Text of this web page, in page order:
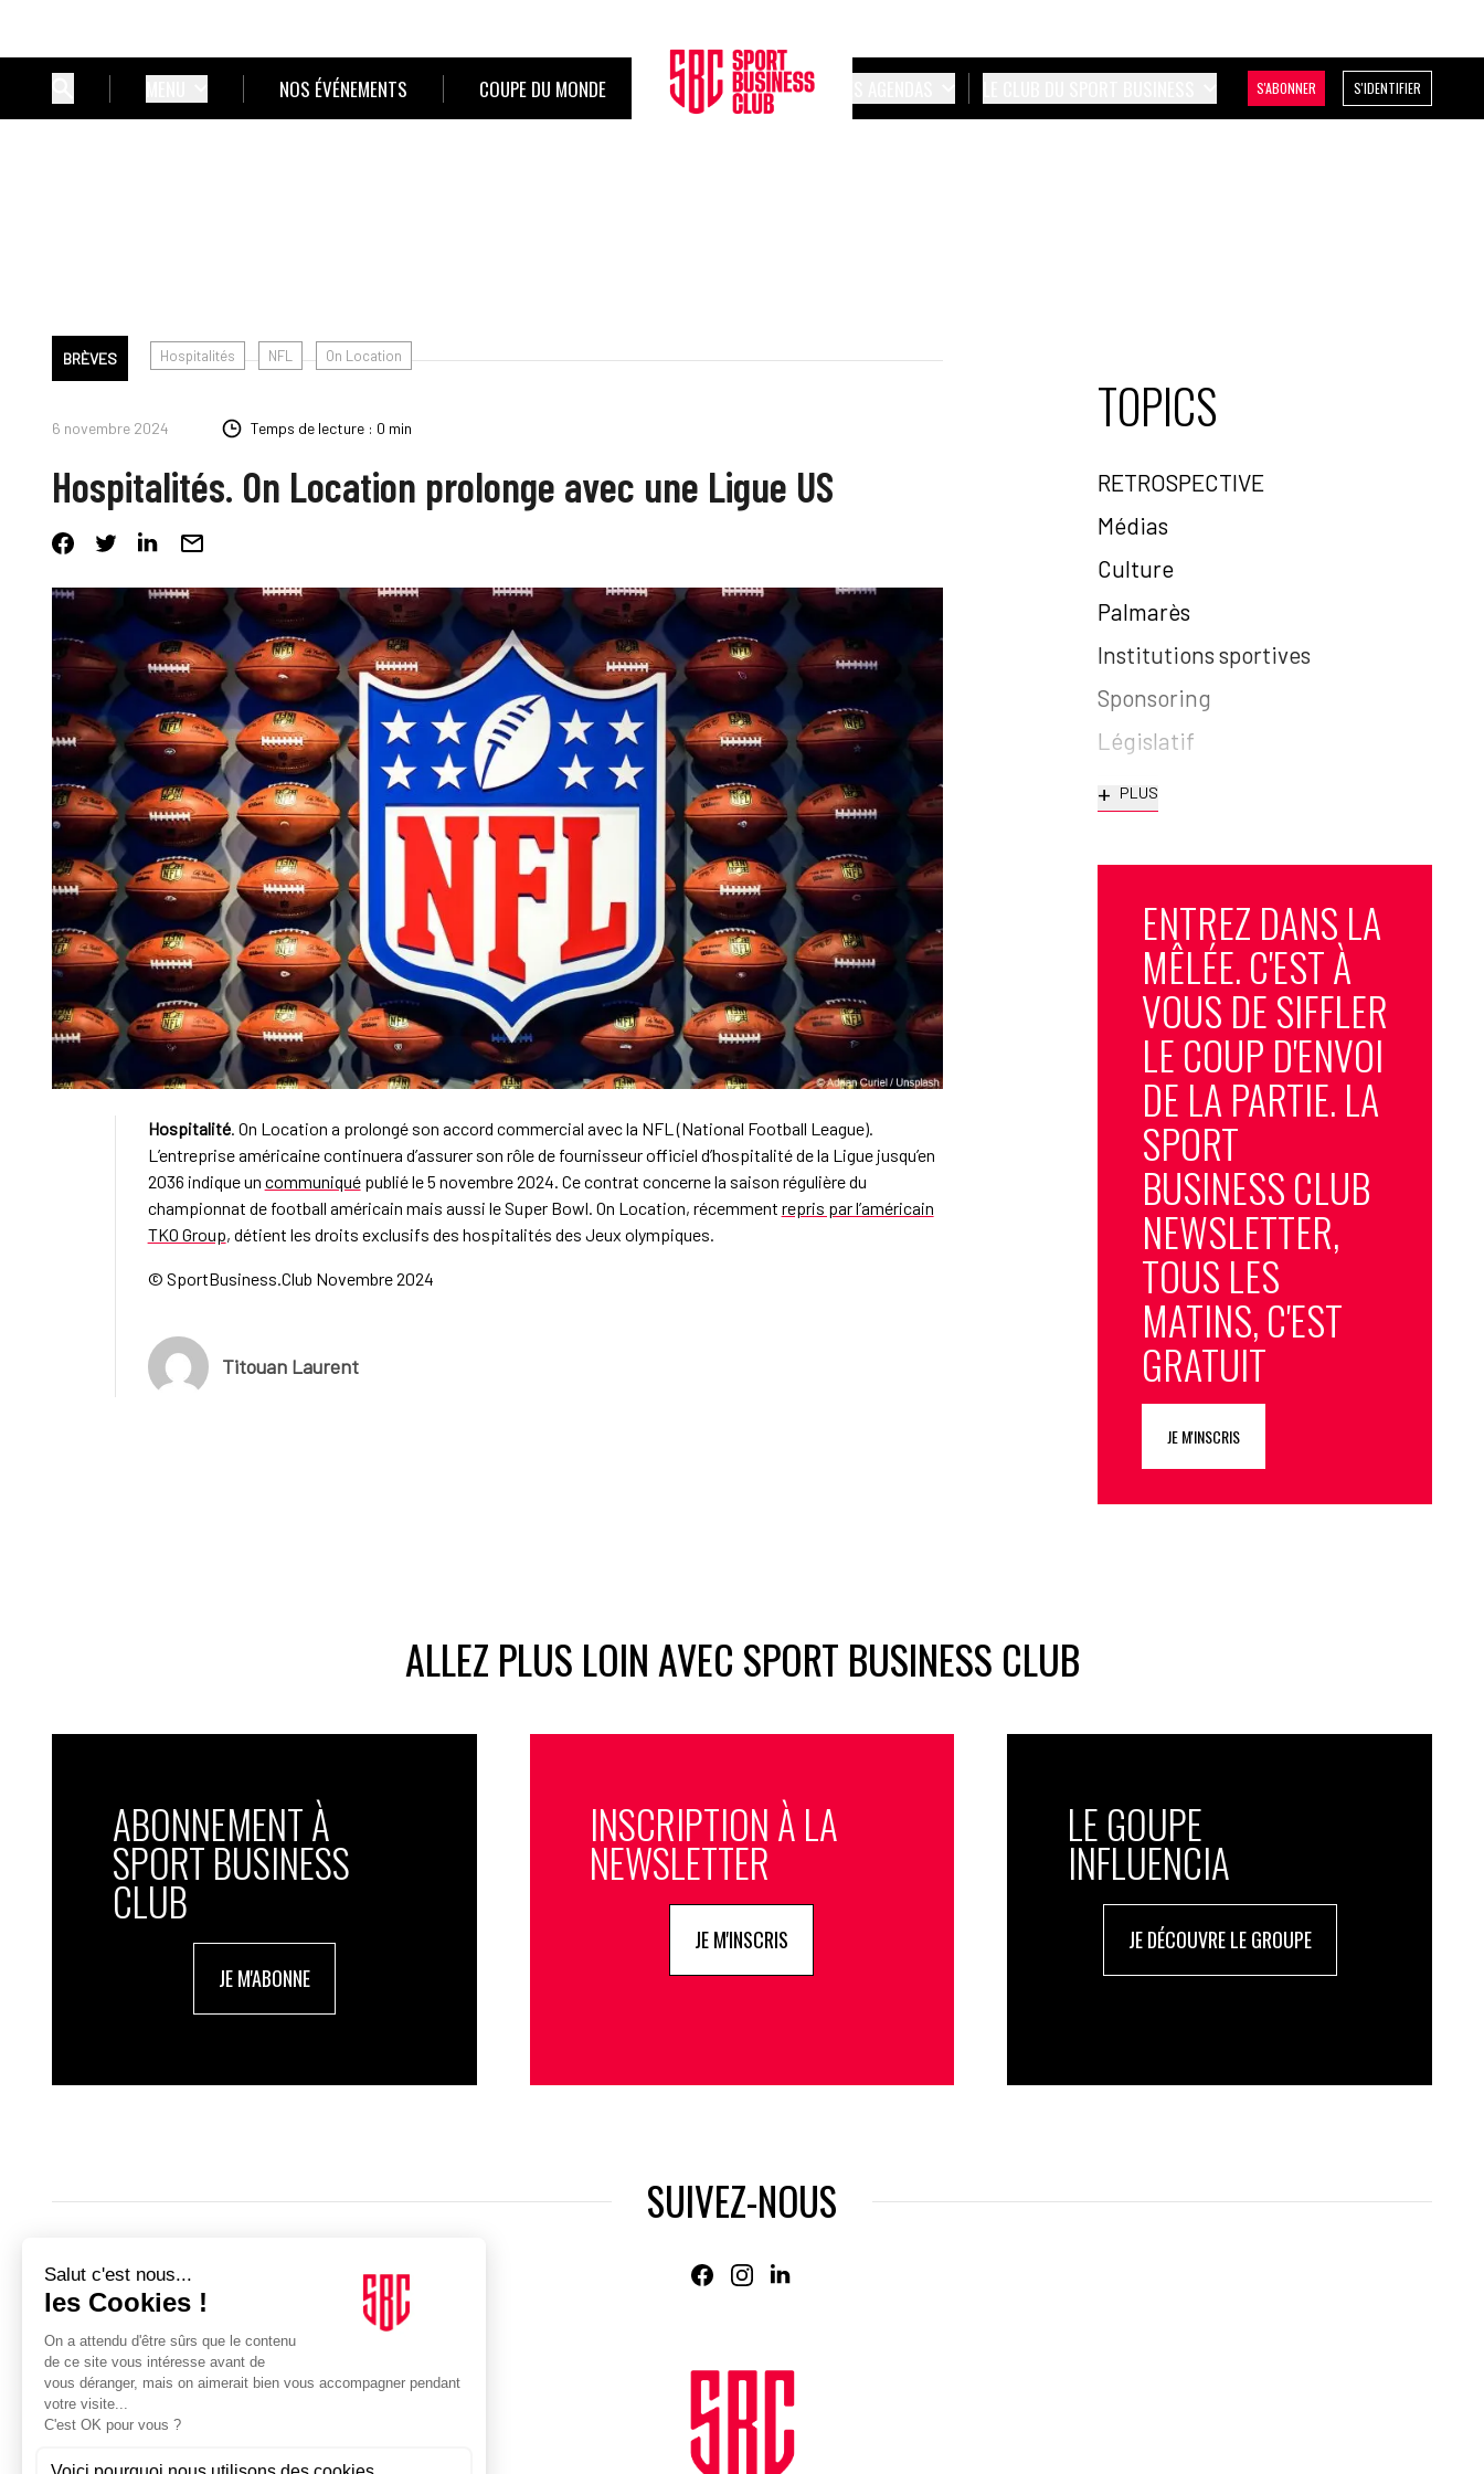
NOS ÉVÉNEMENTS COUPE DU MONDE S'ABONNER S'IDENTIFIER
BRÈVES Hospitalités NFL On Location
6 novembre 2024 Temps de lecture : 0 min
Hospitalités. On Location prolonge avec une Ligue US
Hospitalité. On Location a prolongé son accord commercial avec la NFL (National Football League).
L’entreprise américaine continuera d’assurer son rôle de fournisseur officiel d’hospitalité de la Ligue jusqu’en
2036 indique un communiquépublié le 5 novembre 2024. Ce contrat concerne la saison régulière du
championnat de football américain mais aussi le Super Bowl. On Location, récemment repris par l’américain
TKO Group, détient les droits exclusifs des hospitalités des Jeux olympiques.
© SportBusiness.Club Novembre 2024
Titouan Laurent
TOPICS
RETROSPECTIVE
Médias
Culture
Palmarès
Institutions sportives
Sponsoring
Législatif
+ PLUS
ENTREZ DANS LA
MÊLÉE. C'EST À
VOUS DE SIFFLER
LE COUP D'ENVOI
DE LA PARTIE. LA
SPORT
BUSINESS CLUB
NEWSLETTER,
TOUS LES
MATINS, C'EST
GRATUIT
JE M'INSCRIS
ALLEZ PLUS LOIN AVEC SPORT BUSINESS CLUB
ABONNEMENT À
SPORT BUSINESS
CLUB
JE M'ABONNE
INSCRIPTION À LA
NEWSLETTER
JE M'INSCRIS
LE GOUPE
INFLUENCIA
JE DÉCOUVRE LE GROUPE
SUIVEZ-NOUS